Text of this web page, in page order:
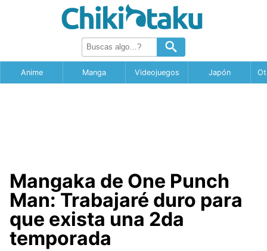
Anime Manga Videojuegos Japón
Mangaka de One Punch
Man: Trabajaré duro para
que exista una 2da
temporada